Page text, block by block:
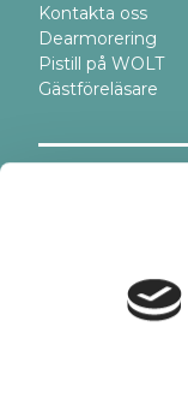
Kontakta oss
Dearmorering
Pistill på WOLT
Gästföreläsare